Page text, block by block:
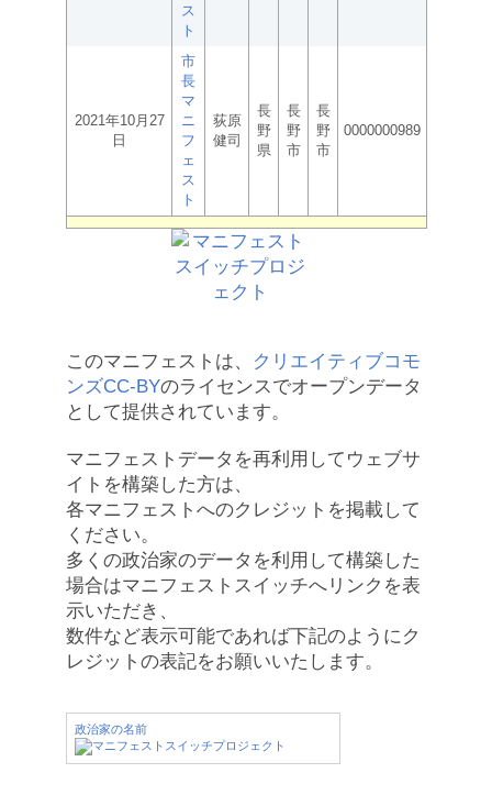
ス
ト
2021年10月27
日
市
長
マ
ニ
フ
ェ
ス
ト
荻原
健司
長
野
県
長
野
市
長
野
市
0000000989
このマニフェストは、
クリエイティブコモ
ンズCC-BYのライセンスでオープンデータ
として提供されています。
マニフェストデータを再利用してウェブサ
イトを構築した方は、
各マニフェストへのクレジットを掲載して
ください。
多くの政治家のデータを利用して構築した
場合はマニフェストスイッチへリンクを表
示いただき、
数件など表示可能であれば下記のようにク
レジットの表記をお願いいたします。
政治家の名前